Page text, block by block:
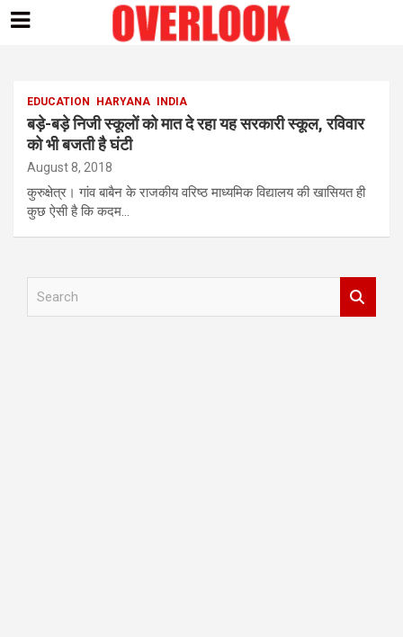
EDUCATION HARYANA INDIA
बड़े-बड़े निजी स्कूलों को मात दे रहा यह सरकारी स्कूल, रविवार
को भी बजती है घंटी
August 8, 2018
कुरुक्षेत्र। गांव बाबैन के राजकीय वरिष्ठ माध्यमिक विद्यालय की खासियत ही
कुछ ऐसी है कि कदम…